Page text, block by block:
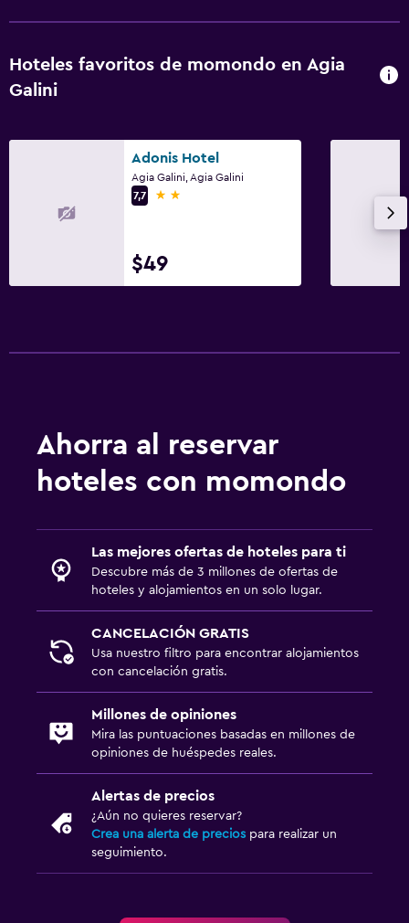
Hoteles favoritos de momondo en Agia
Galini
Adonis Hotel
Agia Galini, Agia Galini
7,7
2 estrellas
$49
Ahorra al reservar
hoteles con momondo
Las mejores ofertas de hoteles para ti
Descubre más de 3 millones de ofertas de
hoteles y alojamientos en un solo lugar.
CANCELACIÓN GRATIS
Usa nuestro filtro para encontrar alojamientos
con cancelación gratis.
Millones de opiniones
Mira las puntuaciones basadas en millones de
opiniones de huéspedes reales.
Alertas de precios
¿Aún no quieres reservar?
Crea una alerta de precios para realizar un
seguimiento.